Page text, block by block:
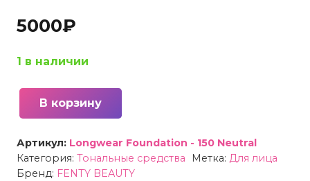
5000₽
1 в наличии
Количество
Тональный
крем
В корзину
Артикул: Longwear Foundation - 150 Neutral
Категория: Тональные средства Метка: Для лица
Бренд: FENTY BEAUTY